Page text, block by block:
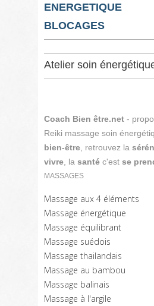
ENERGETIQUE
BLOCAGES
Atelier soin
Coach Bien être.net -
Reiki massage soin
bien-être , retrouvez la
vivre , la santé c'est se
MASSAGES
Massage aux 4 éléments
Massage énergétique
Massage équilibrant
Massage suédois
Massage thailandais
Massage au bambou
Massage balinais
Massage à l'argile